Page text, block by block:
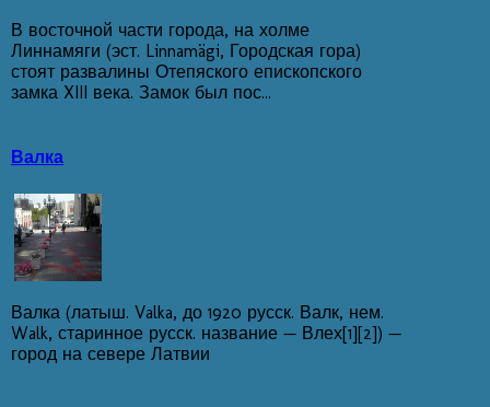
В восточной части города, на холме
Линнамяги (эст. Linnamägi, Городская гора)
стоят развалины Отепяского епископского
замка XIII века. Замок был пос...
Валка
Валка (латыш. Valka, до 1920 русск. Валк, нем.
Walk, старинное русск. название — Влех[1][2]) —
город на севере Латвии